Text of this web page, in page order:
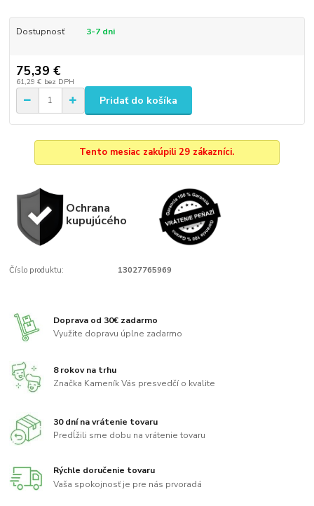
Dostupnosť 3-7 dni
75,39 €
61,29 € bez DPH
Pridať do košíka
Tento mesiac zakúpili 29 zákazníci.
Ochrana
kupujúcého
Číslo produktu: 13027765969
Doprava od 30€ zadarmo
Využite dopravu úplne zadarmo
8 rokov na trhu
Značka Kameník Vás presvedčí o kvalite
30 dní na vrátenie tovaru
Predĺžili sme dobu na vrátenie tovaru
Rýchle doručenie tovaru
Vaša spokojnosť je pre nás prvoradá